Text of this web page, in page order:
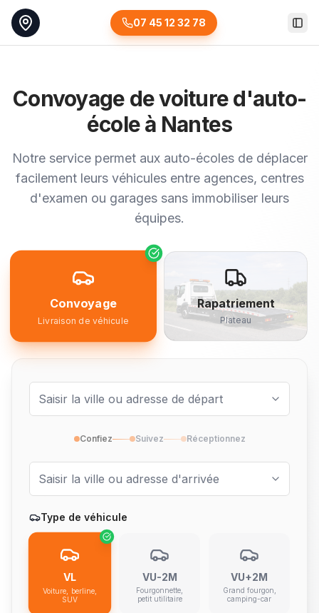
07 45 12 32 78
Convoyage de voiture d'auto-
école à Nantes
Notre service permet aux auto-écoles de déplacer
facilement leurs véhicules entre agences, centres
d'examen ou garages sans immobiliser leurs
équipes.
Convoyage
Livraison de véhicule
Rapatriement
Plateau
Confiez Suivez Réceptionnez
Type de véhicule
VL
Voiture, berline,
SUV
VU-2M
Fourgonnette,
petit utilitaire
VU+2M
Grand fourgon,
camping-car